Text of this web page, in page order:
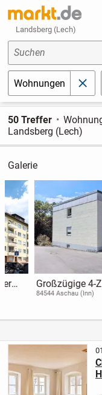
Landsberg (Lech)
Suchen
Wohnungen
50 Treffer
Landsberg (Lech)
Galerie
Großzügige 4-
Eigentumswohnung
von Aschau-West
84544 Aschau (Inn)